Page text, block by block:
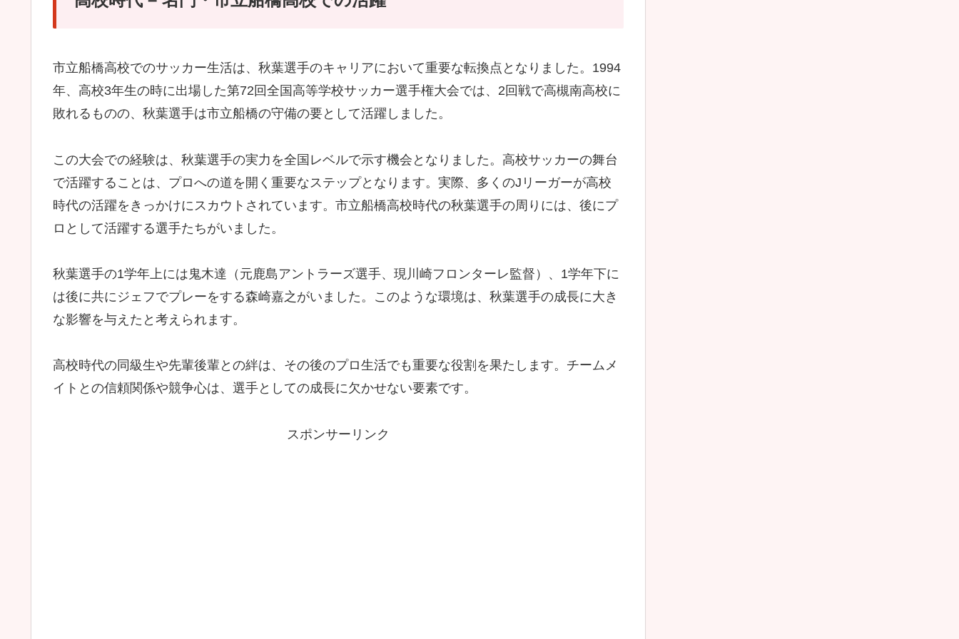
市立船橋高校でのサッカー生活は、秋葉選手のキャリアにおいて重要な転換点となりました。1994
年、高校3年生の時に出場した第72回全国高等学校サッカー選手権大会では、2回戦で高槻南高校に
敗れるものの、秋葉選手は市立船橋の守備の要として活躍しました。
この大会での経験は、秋葉選手の実力を全国レベルで示す機会となりました。高校サッカーの舞台
で活躍することは、プロへの道を開く重要なステップとなります。実際、多くのJリーガーが高校
時代の活躍をきっかけにスカウトされています。市立船橋高校時代の秋葉選手の周りには、後にプ
ロとして活躍する選手たちがいました。
秋葉選手の1学年上には鬼木達（元鹿島アントラーズ選手、現川崎フロンターレ監督）、1学年下に
は後に共にジェフでプレーをする森崎嘉之がいました。このような環境は、秋葉選手の成長に大き
な影響を与えたと考えられます。
高校時代の同級生や先輩後輩との絆は、その後のプロ生活でも重要な役割を果たします。チームメ
イトとの信頼関係や競争心は、選手としての成長に欠かせない要素です。
スポンサーリンク